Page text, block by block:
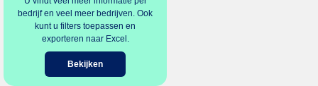
bedrijf en veel meer bedrijven. Ook
kunt u filters toepassen en
exporteren naar Excel.
Bekijken